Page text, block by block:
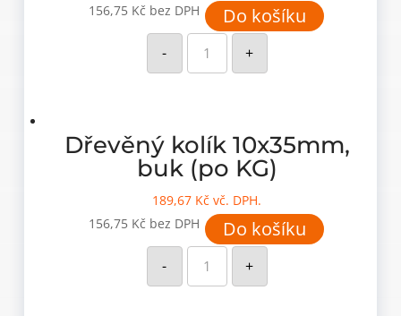
156,75 Kč bez DPH Do košíku
-
Dřevěný
kolík
10x30mm,
buk
+
Dřevěný kolík 10x35mm,
buk (po KG)
189,67 Kč vč. DPH.
156,75 Kč bez DPH Do košíku
-
Dřevěný
kolík
10x35mm,
buk
+